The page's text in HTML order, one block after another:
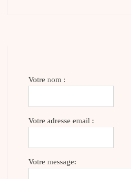
Votre nom :
Votre adresse email :
Votre message: